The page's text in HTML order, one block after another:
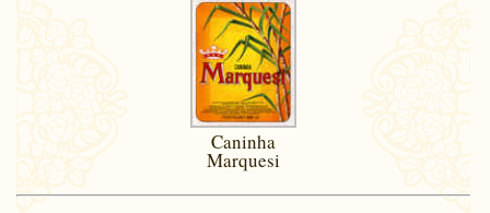
Caninha
Marquesi